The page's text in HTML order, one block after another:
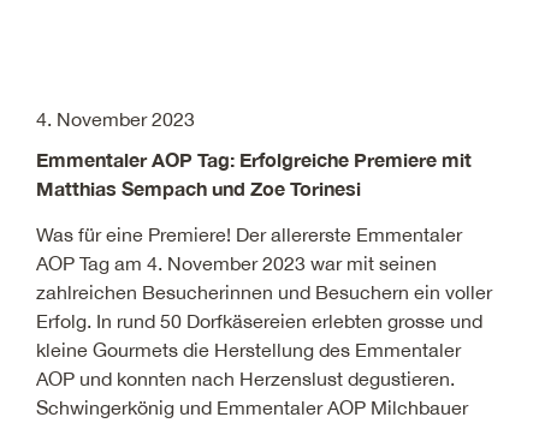
4. November 2023
Emmentaler AOP Tag: Erfolgreiche Premiere mit
Matthias Sempach und Zoe Torinesi
Was für eine Premiere! Der allererste Emmentaler
AOP Tag am 4. November 2023 war mit seinen
zahlreichen Besucherinnen und Besuchern ein voller
Erfolg. In rund 50 Dorfkäsereien erlebten grosse und
kleine Gourmets die Herstellung des Emmentaler
AOP und konnten nach Herzenslust degustieren.
Schwingerkönig und Emmentaler AOP Milchbauer